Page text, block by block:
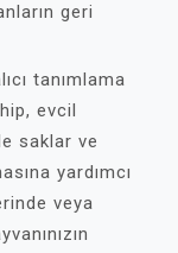
geri
tanımlama
evcil
saklar ve
yardımcı
veya